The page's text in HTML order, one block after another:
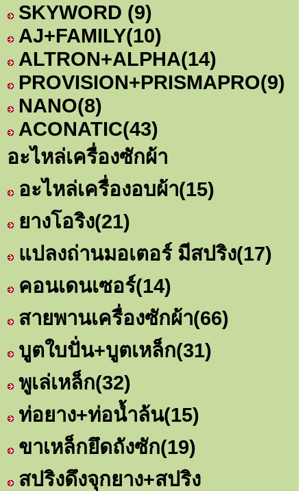
SKYWORD (9)
AJ+FAMILY(10)
ALTRON+ALPHA(14)
PROVISION+PRISMAPRO(9)
NANO(8)
ACONATIC(43)
อะไหล่เครื่องซักผ้า
อะไหล่เครื่องอบผ้า(15)
ยางโอริง(21)
แปลงถ่านมอเตอร์ มีสปริง(17)
คอนเดนเซอร์(14)
สายพานเครื่องซักผ้า(66)
บูตใบปั่น+บูตเหล็ก(31)
พูเล่เหล็ก(32)
ท่อยาง+ท่อน้ำล้น(15)
ขาเหล็กยึดถังซัก(19)
สปริงดึงจุกยาง+สปริง